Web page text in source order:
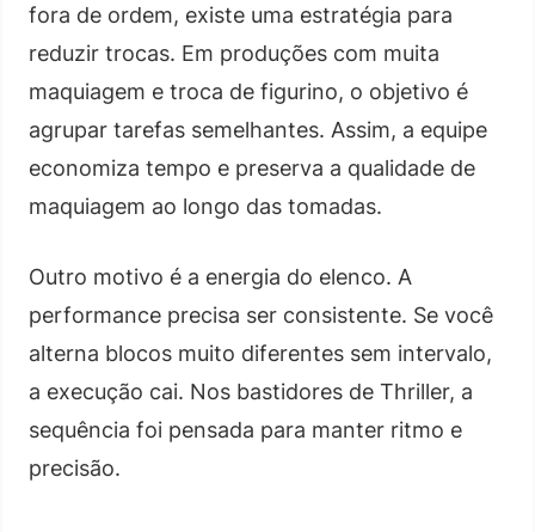
fora de ordem, existe uma estratégia para
reduzir trocas. Em produções com muita
maquiagem e troca de figurino, o objetivo é
agrupar tarefas semelhantes. Assim, a equipe
economiza tempo e preserva a qualidade de
maquiagem ao longo das tomadas.
Outro motivo é a energia do elenco. A
performance precisa ser consistente. Se você
alterna blocos muito diferentes sem intervalo,
a execução cai. Nos bastidores de Thriller, a
sequência foi pensada para manter ritmo e
precisão.